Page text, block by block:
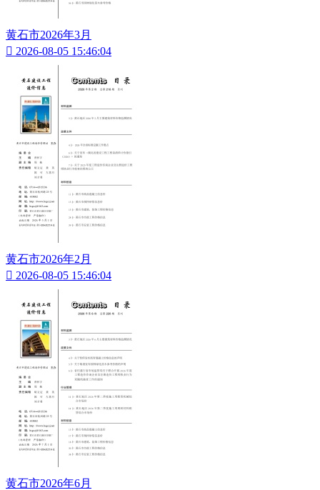
黄石市2026年3月
 2026-08-05 15:46:04
黄石市2026年2月
 2026-08-05 15:46:04
黄石市2026年6月